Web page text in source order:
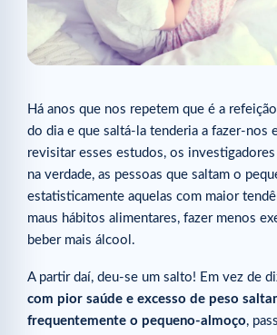
Há anos que nos repetem que é a
do dia e que saltá-la tenderia a fazer-nos
revisitar esses estudos, os investigadores
na verdade, as pessoas que saltam o
estatisticamente aquelas com maior
maus hábitos alimentares, fazer menos
beber mais álcool.
A partir daí, deu-se um salto! Em vez de
com pior saúde e excesso de peso
frequentemente o pequeno-almoço,